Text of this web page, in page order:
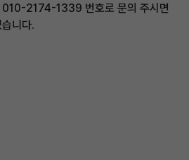
010-2174-1339 번호로 문의 주시면
니다.